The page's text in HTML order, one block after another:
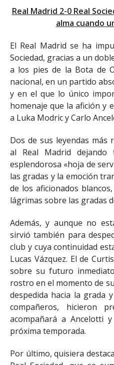
Real Madrid 2-0 Real
alma cuando
El Real Madrid se ha
Sociedad, gracias a un
a los pies de la Bota de
nacional, en un partido
y en el que lo único
homenaje que la afición y
a Luka Modric y Carlo
Dos de sus leyendas más
al Real Madrid
esplendorosa «hoja de
las gradas y la emoción
de los aficionados
lágrimas sobre las gradas
Además, y aunque no
sirvió también para
club y cuya continuidad
Lucas Vázquez. El de
sobre su futuro
rostro en el momento de
despedida hacia la grada
compañeros, hicieron
acompañará a Ancelotti
próxima temporada.
Por último, quisiera